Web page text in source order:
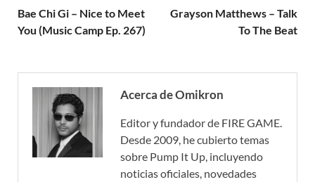
Bae Chi Gi – Nice to Meet
You (Music Camp Ep. 267)
Grayson Matthews – Talk
To The Beat
Acerca de Omikron
Editor y fundador de FIRE GAME.
Desde 2009, he cubierto temas
sobre Pump It Up, incluyendo
noticias oficiales, novedades